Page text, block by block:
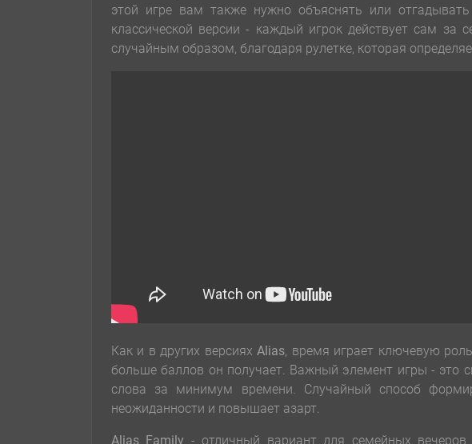
этой игре вам также нужно объяснять или
классической версии - каждый игрок действует сам
случайным образом, благодаря рулетке, которая
Как и в других версияхAlias, время играет ключевую
больше баллов он получает. Важный элемент игры - это
слова за минимум времени. Случайный способ
неожиданности и повышает азарт.
Alias Family - отличный вариант для семейных вечеров